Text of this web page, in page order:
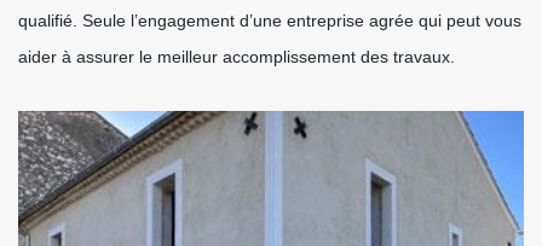
qualifié. Seule l’engagement d’une entreprise agrée qui peut vous
aider à assurer le meilleur accomplissement des travaux.